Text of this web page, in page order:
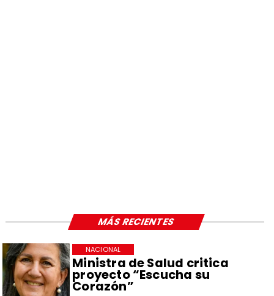
Ministra de Salud critica
proyecto “Escucha su
Corazón”
NACIONAL
MÁS RECIENTES